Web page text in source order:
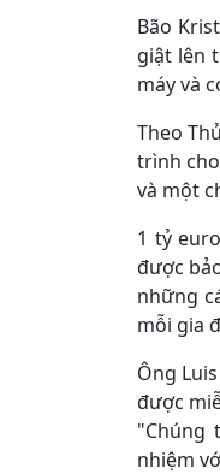
Bão
giật lên
máy và
Theo
trình
và một
1 tỷ
được
những
mỗi gia
Ông
được
"Chúng
nhiệm